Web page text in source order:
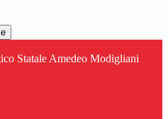
Statale Amedeo Modigliani